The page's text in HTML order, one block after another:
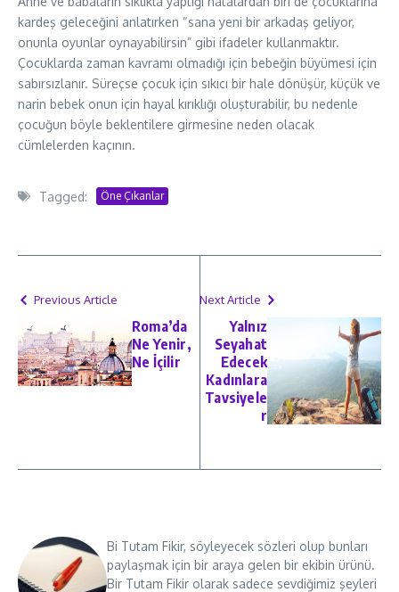
kardeş geleceğini anlatırken “sana yeni bir arkadaş geliyor,
onunla oyunlar oynayabilirsin” gibi ifadeler kullanmaktır.
Çocuklarda zaman kavramı olmadığı için bebeğin büyümesi için
sabırsızlanır. Süreçse çocuk için sıkıcı bir hale dönüşür, küçük ve
narin bebek onun için hayal kırıklığı oluşturabilir, bu nedenle
çocuğun böyle beklentilere girmesine neden olacak
cümlelerden kaçının.
Tagged: Öne Çıkanlar
Previous Article
Roma’da
Ne Yenir,
Ne İçilir
Next Article
Yalnız
Seyahat
Edecek
Kadınlara
Tavsiyele
r
Bi Tutam Fikir, söyleyecek sözleri olup bunları
paylaşmak için bir araya gelen bir ekibin ürünü.
Bir Tutam Fikir olarak sadece sevdiğimiz şeyleri